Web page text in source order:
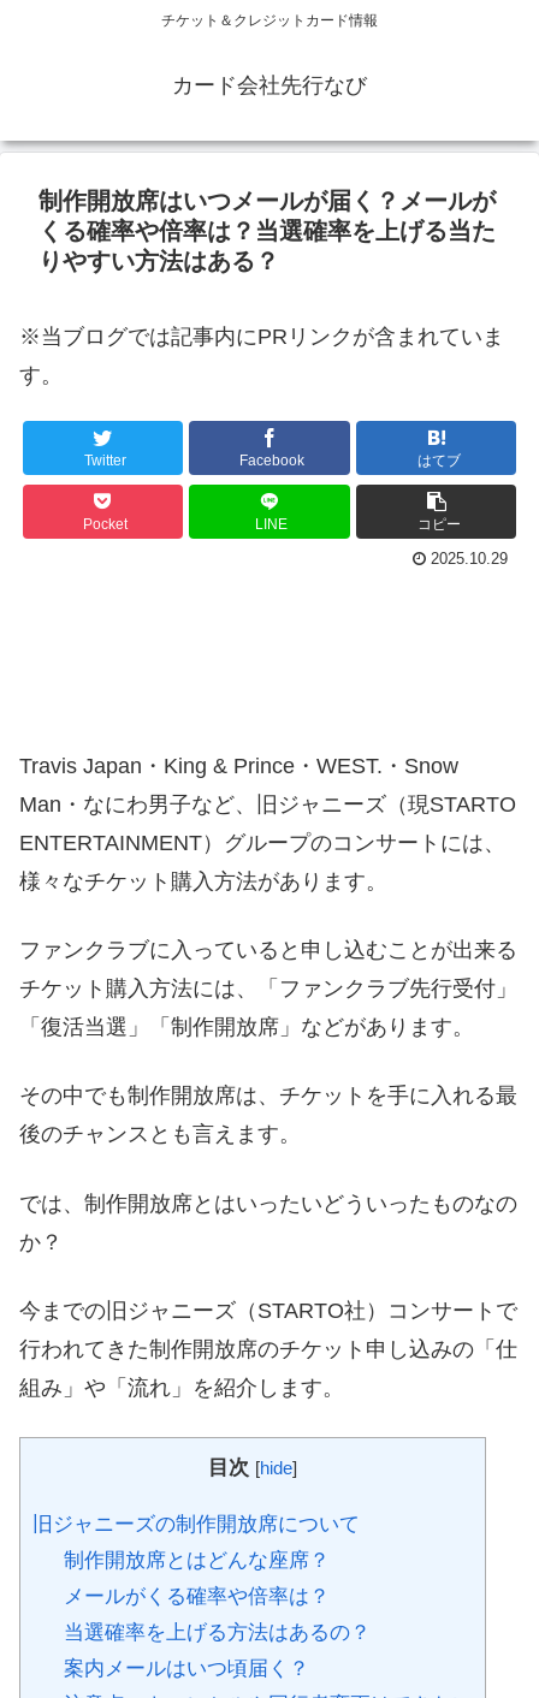
チケット＆クレジットカード情報
カード会社先行なび
制作開放席はいつメールが届く？メールが
くる確率や倍率は？当選確率を上げる当た
りやすい方法はある？
※当ブログでは記事内にPRリンクが含まれていま
す。
Twitter Facebook はてブ
Pocket LINE コピー
2025.10.29
Travis Japan・King & Prince・WEST.・Snow
Man・なにわ男子など、旧ジャニーズ（現STARTO
ENTERTAINMENT）グループのコンサートには、
様々なチケット購入方法があります。
ファンクラブに入っていると申し込むことが出来る
チケット購入方法には、「ファンクラブ先行受付」
「復活当選」「制作開放席」などがあります。
その中でも制作開放席は、チケットを手に入れる最
後のチャンスとも言えます。
では、制作開放席とはいったいどういったものなの
か？
今までの旧ジャニーズ（STARTO社）コンサートで
行われてきた制作開放席のチケット申し込みの「仕
組み」や「流れ」を紹介します。
目次 [hide]
旧ジャニーズの制作開放席について
制作開放席とはどんな座席？
メールがくる確率や倍率は？
当選確率を上げる方法はあるの？
案内メールはいつ頃届く？